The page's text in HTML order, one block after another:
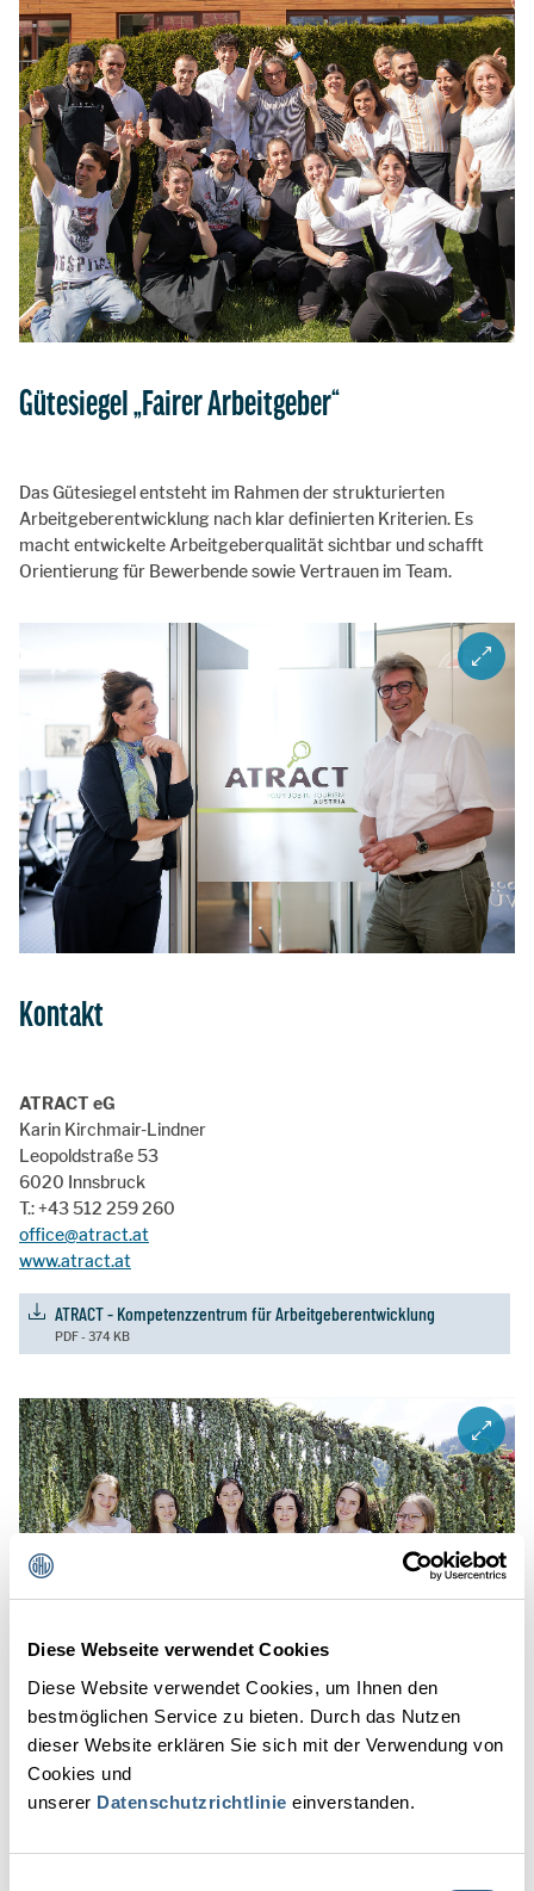
Diese Webseite verwendet Cookies
Diese Website verwendet Cookies, um Ihnen den
bestmöglichen Service zu bieten. Durch das Nutzen
dieser Website erklären Sie sich mit der Verwendung von
Cookies und
unserer Datenschutzrichtlinie einverstanden.
Gütesiegel „Fairer Arbeitgeber“
Das Gütesiegel entsteht im Rahmen der strukturierten
Arbeitgeberentwicklung nach klar definierten Kriterien. Es
macht entwickelte Arbeitgeberqualität sichtbar und schafft
Orientierung für Bewerbende sowie Vertrauen im Team.
ZOOM
Kontakt
ATRACT eG
Karin Kirchmair-Lindner
Leopoldstraße 53
6020 Innsbruck
T.: +43 512 259 260
office@atract.at
www.atract.at
ATRACT - Kompetenzzentrum für Arbeitgeberentwicklung
PDF - 374 KB
ZOOM
ZOOM